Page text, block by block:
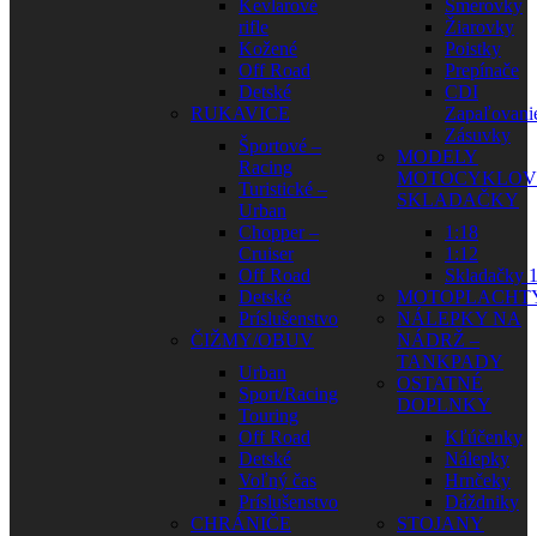
Kevlarové
rifle
Kožené
Off Road
Detské
RUKAVICE
Športové –
Racing
Turistické –
Urban
Chopper –
Cruiser
Off Road
Detské
Príslušenstvo
ČIŽMY/OBUV
Urban
Sport/Racing
Touring
Off Road
Detské
Voľný čas
Príslušenstvo
CHRÁNIČE
Smerovky
Žiarovky
Poistky
Prepínače
CDI
Zásuvky
MODELY
SKLADAČKY
1:18
1:12
Skladačky
NÁLEPKY NA
NÁDRŽ –
TANKPADY
OSTATNÉ
DOPLNKY
Kľúčenky
Nálepky
Hrnčeky
Dáždniky
STOJANY